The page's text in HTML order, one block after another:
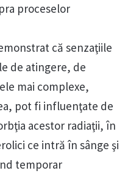
proceselor
că senzaţiile
de atingere, de
mai complexe,
pot fi influenţate de
acestor radiaţii, în
ce intră în sânge şi
temporar